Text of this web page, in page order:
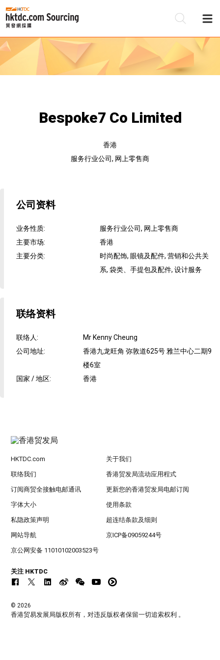
Bespoke7 Co Limited
香港
服务行业公司, 网上零售商
公司资料
业务性质:
服务行业公司, 网上零售商
主要市场:
香港
主要分类:
时尚配饰, 眼镜及配件, 营销和公共关
系, 袋类、手提包及配件, 设计服务
联络资料
联络人:
Mr Kenny Cheung
公司地址:
香港九龙旺角 弥敦道625号 雅兰中心二期9
楼6室
国家 / 地区: 香港
HKTDC.com 关于我们
联络我们 香港贸发局流动应用程式
订阅商贸全接触电邮通讯 更新您的香港贸发局电邮订阅
字体大小 使用条款
私隐政策声明 超连结条款及细则
网站导航 京ICP备09059244号
京公网安备 11010102003523号
关注 HKTDC
© 2026
香港贸易发展局版权所有，对违反版权者保留一切追索权利 。